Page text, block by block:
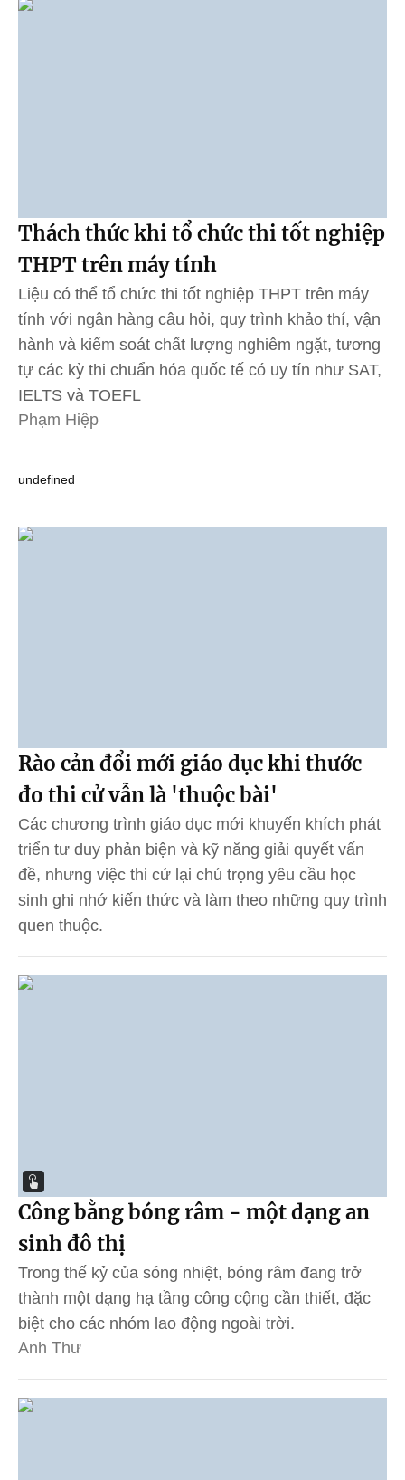
Thách thức khi tổ chức thi tốt nghiệp
THPT trên máy tính
Liệu có thể tổ chức thi tốt nghiệp THPT trên máy
tính với ngân hàng câu hỏi, quy trình khảo thí, vận
hành và kiểm soát chất lượng nghiêm ngặt, tương
tự các kỳ thi chuẩn hóa quốc tế có uy tín như SAT,
IELTS và TOEFL
Phạm Hiệp
undefined
Rào cản đổi mới giáo dục khi thước
đo thi cử vẫn là 'thuộc bài'
Các chương trình giáo dục mới khuyến khích phát
triển tư duy phản biện và kỹ năng giải quyết vấn
đề, nhưng việc thi cử lại chú trọng yêu cầu học
sinh ghi nhớ kiến thức và làm theo những quy trình
quen thuộc.
Công bằng bóng râm - một dạng an
sinh đô thị
Trong thế kỷ của sóng nhiệt, bóng râm đang trở
thành một dạng hạ tầng công cộng cần thiết, đặc
biệt cho các nhóm lao động ngoài trời.
Anh Thư